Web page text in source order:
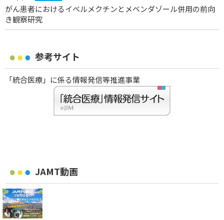
がん患者におけるイベルメクチンとメベンダゾール併用の前向
き観察研究
参考サイト
「統合医療」に係る情報発信等推進事業
JAMT動画